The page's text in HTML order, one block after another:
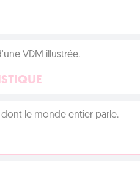
VDM illustrée.
dont le monde entier parle.